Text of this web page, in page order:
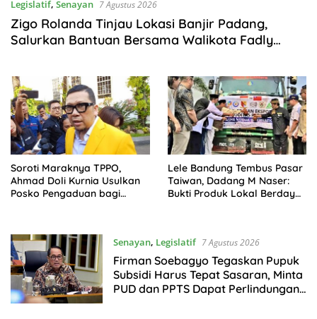
Legislatif, Senayan 7 Agustus 2026
Zigo Rolanda Tinjau Lokasi Banjir Padang,
Salurkan Bantuan Bersama Walikota Fadly
Soroti Maraknya TPPO,
Ahmad Doli Kurnia Usulkan
Posko Pengaduan bagi
Lele Bandung Tembus Pasar
Taiwan, Dadang M Naser:
Bukti Produk Lokal Berdaya
Senayan, Legislatif 7 Agustus 2026
Firman Soebagyo Tegaskan Pupuk
Subsidi Harus Tepat Sasaran, Minta
PUD dan PPTS Dapat Perlindungan